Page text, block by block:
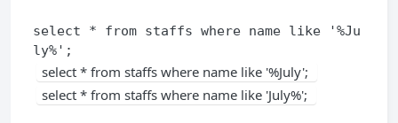
select * from staffs where name like '%Ju
ly%';
select * from staffs where name like '%July';
select * from staffs where name like 'July%';